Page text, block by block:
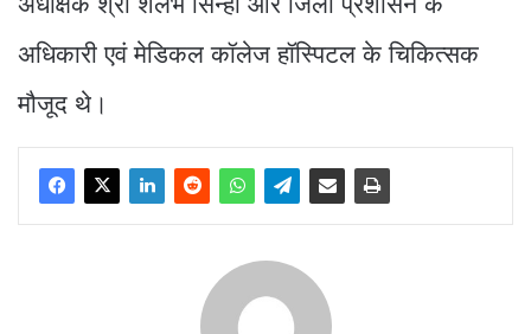
अधिकारी एवं मेडिकल कॉलेज हॉस्पिटल के चिकित्सक
मौजूद थे।